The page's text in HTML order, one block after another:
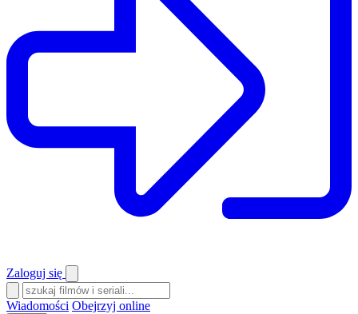
Zaloguj się
Wiadomości Obejrzyj online